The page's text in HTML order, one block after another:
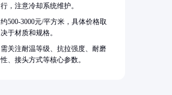
行，注意冷却系统维护。
约500-3000元/平方米，具体价格取
决于材质和规格。
需关注耐温等级、抗拉强度、耐磨
性、接头方式等核心参数。